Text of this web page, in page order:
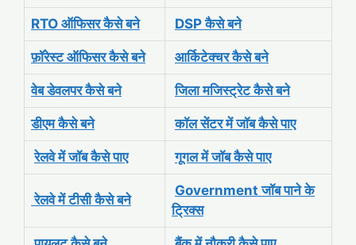
RTO ऑफिसर कैसे बने DSP कैसे बने
फ़ॉरेस्ट ऑफिसर कैसे बने आर्किटेक्चर कैसे बने
वेब डेवलपर कैसे बने जिला मजिस्ट्रेट कैसे बने
डीएम कैसे बने कॉल सेंटर में जॉब कैसे पाए
रेलवे में जॉब कैसे पाए गूगल में जॉब कैसे पाए
रेलवे में टीसी कैसे बने
Government जॉब पाने के
ट्रिक्स